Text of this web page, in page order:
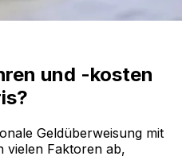
und -kosten
Geldüberweisung mit
vielen Faktoren ab,